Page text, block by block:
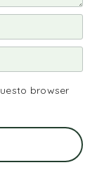
browser